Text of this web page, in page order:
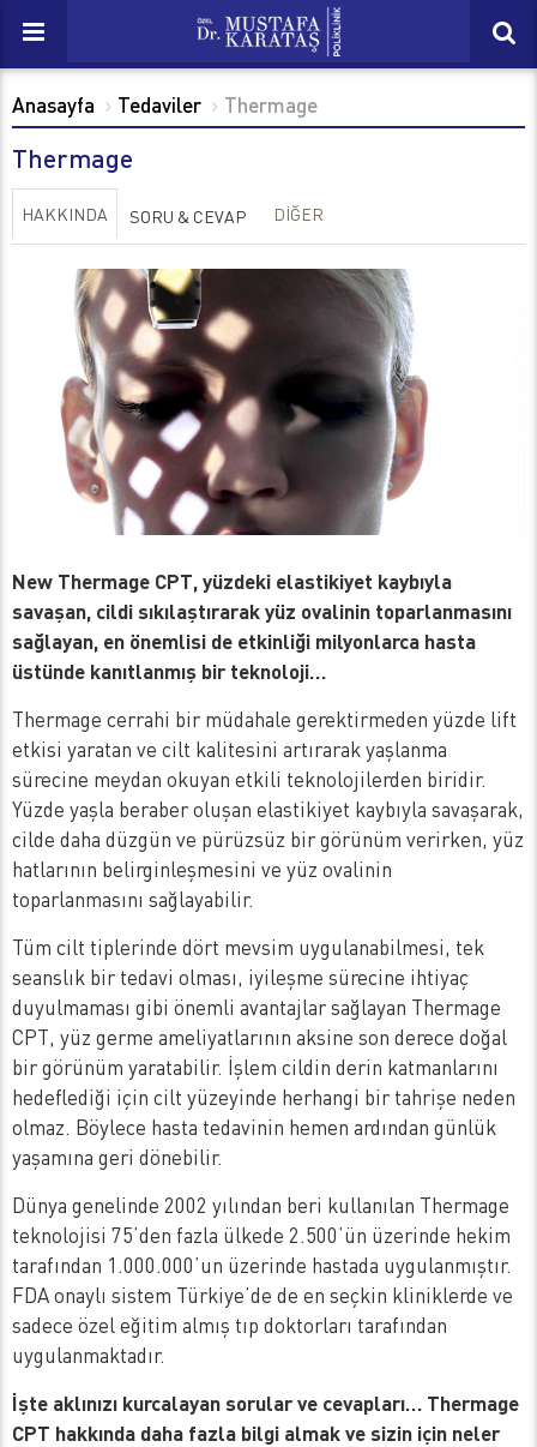
Anasayfa Tedaviler Thermage
Thermage
HAKKINDA SORU & CEVAP DİĞER
New Thermage CPT, yüzdeki elastikiyet kaybıyla
savaşan, cildi sıkılaştırarak yüz ovalinin toparlanmasını
sağlayan, en önemlisi de etkinliği milyonlarca hasta
üstünde kanıtlanmış bir teknoloji…
Thermage cerrahi bir müdahale gerektirmeden yüzde lift
etkisi yaratan ve cilt kalitesini artırarak yaşlanma
sürecine meydan okuyan etkili teknolojilerden biridir.
Yüzde yaşla beraber oluşan elastikiyet kaybıyla savaşarak,
cilde daha düzgün ve pürüzsüz bir görünüm verirken, yüz
hatlarının belirginleşmesini ve yüz ovalinin
toparlanmasını sağlayabilir.
Tüm cilt tiplerinde dört mevsim uygulanabilmesi, tek
seanslık bir tedavi olması, iyileşme sürecine ihtiyaç
duyulmaması gibi önemli avantajlar sağlayan Thermage
CPT, yüz germe ameliyatlarının aksine son derece doğal
bir görünüm yaratabilir. İşlem cildin derin katmanlarını
hedeflediği için cilt yüzeyinde herhangi bir tahrişe neden
olmaz. Böylece hasta tedavinin hemen ardından günlük
yaşamına geri dönebilir.
Dünya genelinde 2002 yılından beri kullanılan Thermage
teknolojisi 75’den fazla ülkede 2.500’ün üzerinde hekim
tarafından 1.000.000’un üzerinde hastada uygulanmıştır.
FDA onaylı sistem Türkiye’de de en seçkin kliniklerde ve
sadece özel eğitim almış tıp doktorları tarafından
uygulanmaktadır.
İşte aklınızı kurcalayan sorular ve cevapları… Thermage
CPT hakkında daha fazla bilgi almak ve sizin için neler